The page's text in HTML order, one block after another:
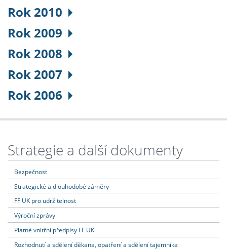
Rok 2010
Rok 2009
Rok 2008
Rok 2007
Rok 2006
Strategie a další dokumenty
Bezpečnost
Strategické a dlouhodobé záměry
FF UK pro udržitelnost
Výroční zprávy
Platné vnitřní předpisy FF UK
Rozhodnutí a sdělení děkana, opatření a sdělení tajemníka